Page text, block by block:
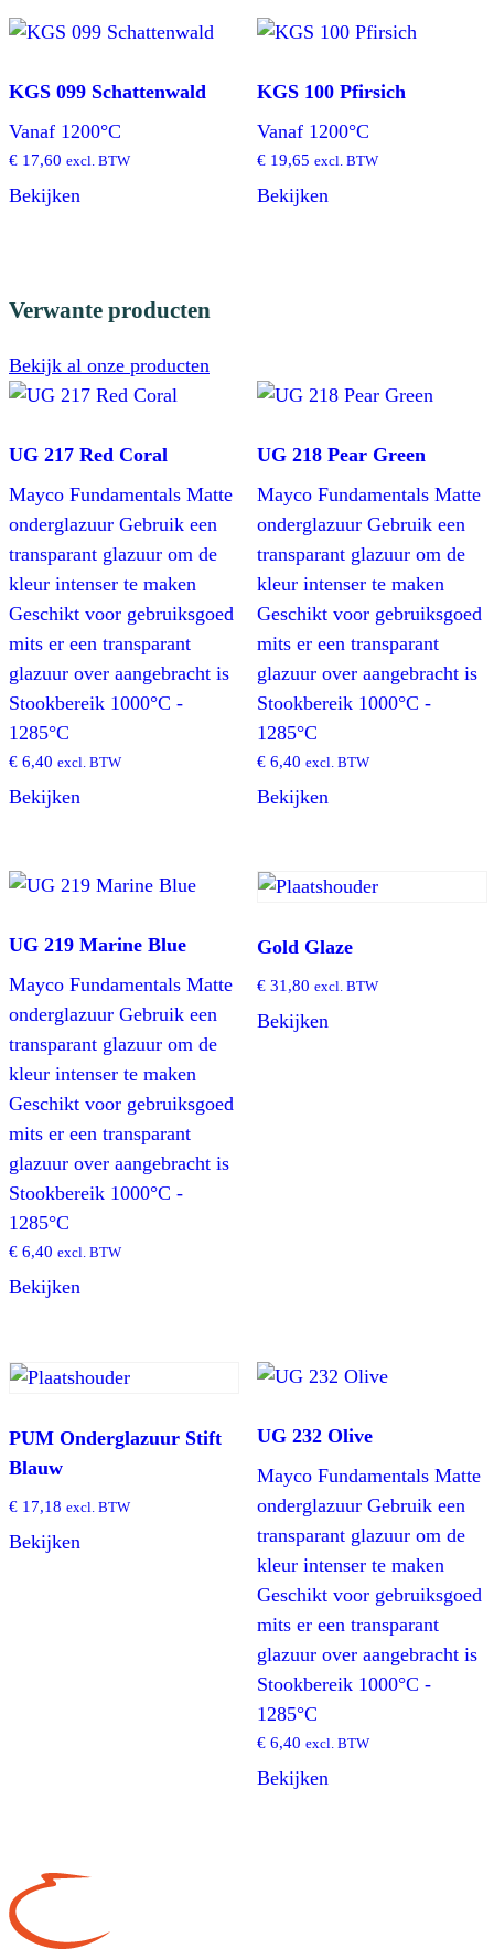
KGS 099 Schattenwald
Vanaf 1200°C
€ 17,60 excl. BTW
Bekijken
KGS 100 Pfirsich
Vanaf 1200°C
€19,65 excl. BTW
Bekijken
Verwante producten
Bekijk al onze producten
UG 217 Red Coral
Mayco Fundamentals Matte
onderglazuur Gebruik een
transparant glazuur om de
kleur intenser te maken
Geschikt voor gebruiksgoed
mits er een transparant
glazuur over aangebracht is
Stookbereik 1000°C -
1285°C
€ 6,40 excl. BTW
Bekijken
UG 218 Pear Green
Mayco Fundamentals Matte
onderglazuur Gebruik een
transparant glazuur om de
kleur intenser te maken
Geschikt voor gebruiksgoed
mits er een transparant
glazuur over aangebracht is
Stookbereik 1000°C -
1285°C
€6,40 excl. BTW
Bekijken
UG 219 Marine Blue
Mayco Fundamentals Matte
onderglazuur Gebruik een
transparant glazuur om de
kleur intenser te maken
Geschikt voor gebruiksgoed
mits er een transparant
glazuur over aangebracht is
Stookbereik 1000°C -
1285°C
€ 6,40 excl. BTW
Bekijken
Gold Glaze
€31,80 excl. BTW
Bekijken
PUM Onderglazuur Stift
Blauw
€ 17,18 excl. BTW
Bekijken
UG 232 Olive
Mayco Fundamentals Matte
onderglazuur Gebruik een
transparant glazuur om de
kleur intenser te maken
Geschikt voor gebruiksgoed
mits er een transparant
glazuur over aangebracht is
Stookbereik 1000°C -
1285°C
€6,40 excl. BTW
Bekijken